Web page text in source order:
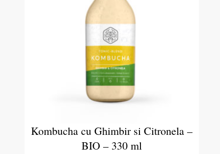
Kombucha cu Ghimbir si Citronela –
BIO – 330 ml